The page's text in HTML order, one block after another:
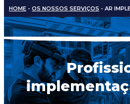
HOME - OS NOSSOS SERVIÇOS - AR